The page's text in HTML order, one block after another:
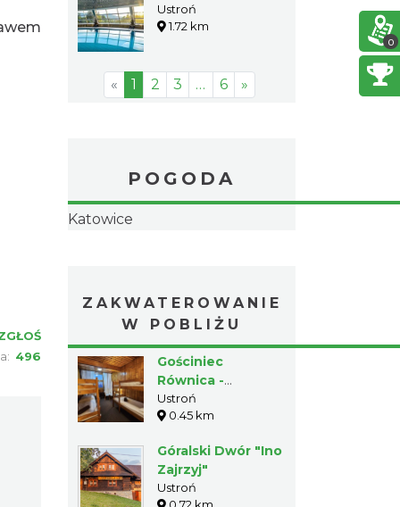
496
Ustroń
1.72 km
« 1 2 3 … 6 »
POGODA
ZAKWATEROWANIE
Gościniec
Równica -
0